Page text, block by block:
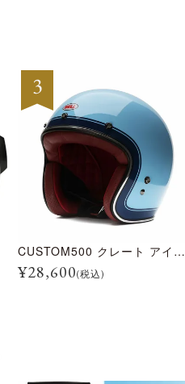
CUSTOM500 クレート アイスブルー
¥28,600(税込)